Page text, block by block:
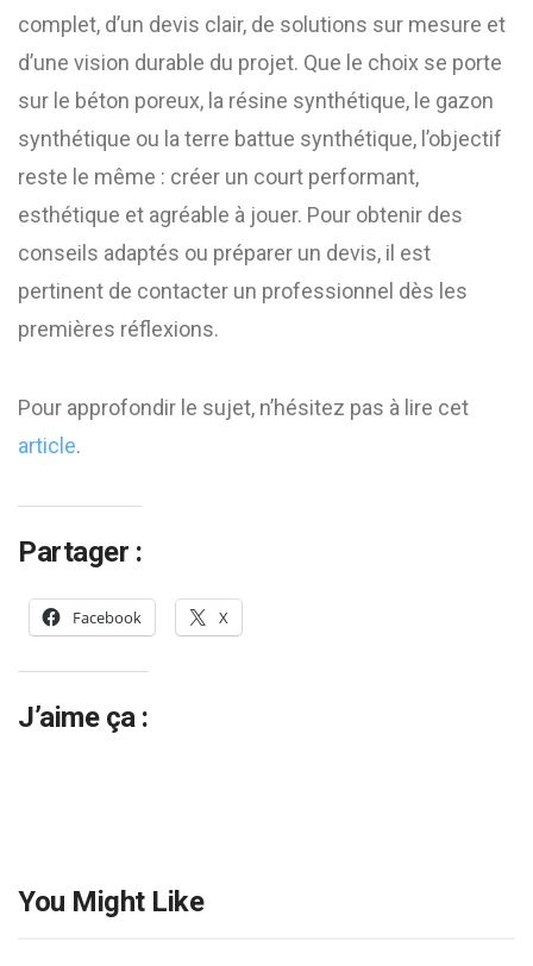
complet, d’un devis clair, de solutions sur mesure et
d’une vision durable du projet. Que le choix se porte
sur le béton poreux, la résine synthétique, le gazon
synthétique ou la terre battue synthétique, l’objectif
reste le même : créer un court performant,
esthétique et agréable à jouer. Pour obtenir des
conseils adaptés ou préparer un devis, il est
pertinent de contacter un professionnel dès les
premières réflexions.
Pour approfondir le sujet, n’hésitez pas à lire cet
article.
Partager :
Facebook X
J’aime ça :
You Might Like